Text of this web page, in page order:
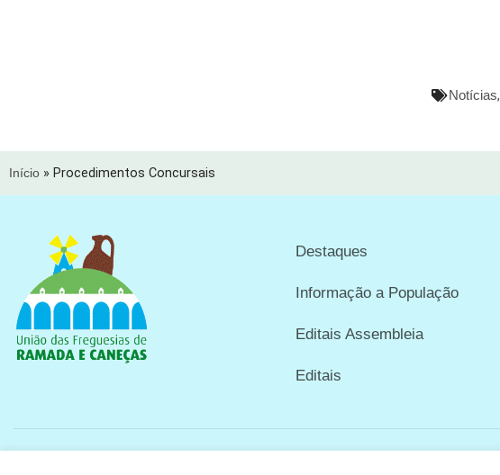
Notícias,
Início » Procedimentos Concursais
Destaques
Informação a População
Editais Assembleia
Editais